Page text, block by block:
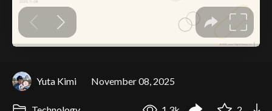
Yuta Kimi November 08, 2025